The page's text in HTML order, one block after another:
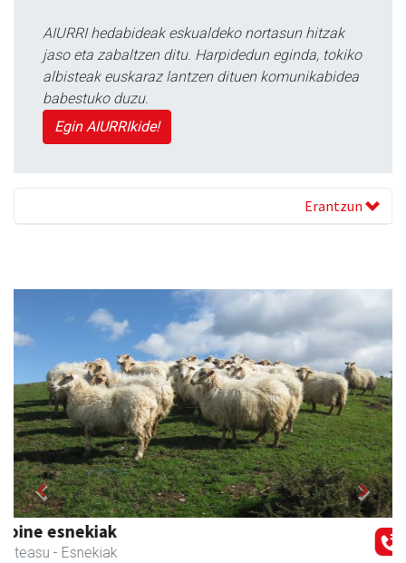
AIURRI hedabideak eskualdeko nortasun hitzak
jaso eta zabaltzen ditu. Harpidedun eginda, tokiko
albisteak euskaraz lantzen dituen komunikabidea
babestuko duzu.
Egin AIURRIkide!
Erantzun
Iturri-Ondo jatetxea
Asteasu - Jatetxeak
Previous Next